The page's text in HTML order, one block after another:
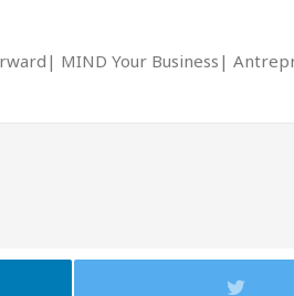
MIND Your Business